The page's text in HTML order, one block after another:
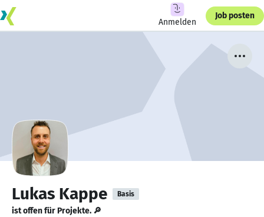
Anmelden
Job posten
Lukas Kappe Basis
ist offen für Projekte. 🔎